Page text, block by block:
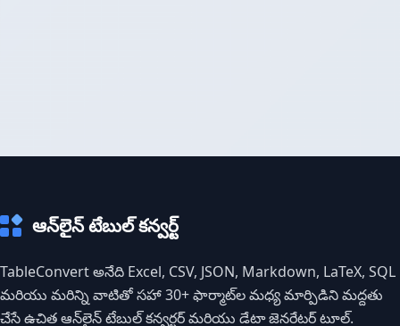
ఆన్‌లైన్ టేబుల్ కన్వర్ట్
TableConvert అనేది Excel, CSV, JSON, Markdown, LaTeX, SQL
మరియు మరిన్ని వాటితో సహా 30+ ఫార్మాట్‌ల మధ్య మార్పిడిని మద్దతు
చేసే ఉచిత ఆన్‌లైన్ టేబుల్ కన్వర్టర్ మరియు డేటా జెనరేటర్ టూల్.